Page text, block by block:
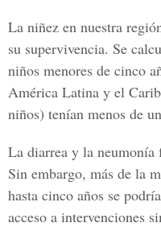
La niñez en nuestra
su supervivencia. Se
niños menores de cinco
América Latina y el
niños) tenían menos de
La diarrea y la neumonía
Sin embargo, más de la
hasta cinco años se
acceso a intervenciones